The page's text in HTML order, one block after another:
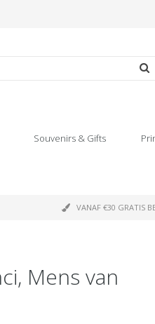
Souvenirs & Gifts
VANAF €30 GRATIS
Mens van